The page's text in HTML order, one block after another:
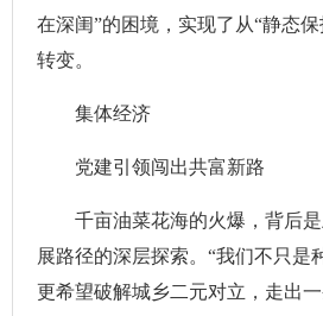
在深闺”的困境，实现了从“静态保
转变。
集体经济
党建引领闯出共富新路
千亩油菜花海的火爆，背后是
展路径的深层探索。“我们不只是
更希望破解城乡二元对立，走出